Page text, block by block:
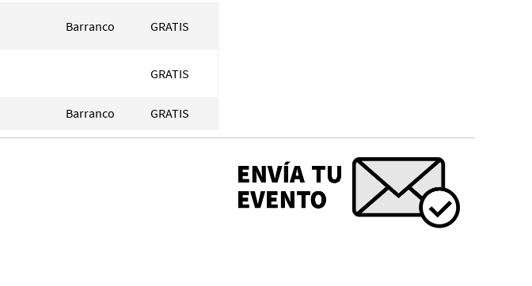
Barranco GRATIS
GRATIS
Barranco GRATIS